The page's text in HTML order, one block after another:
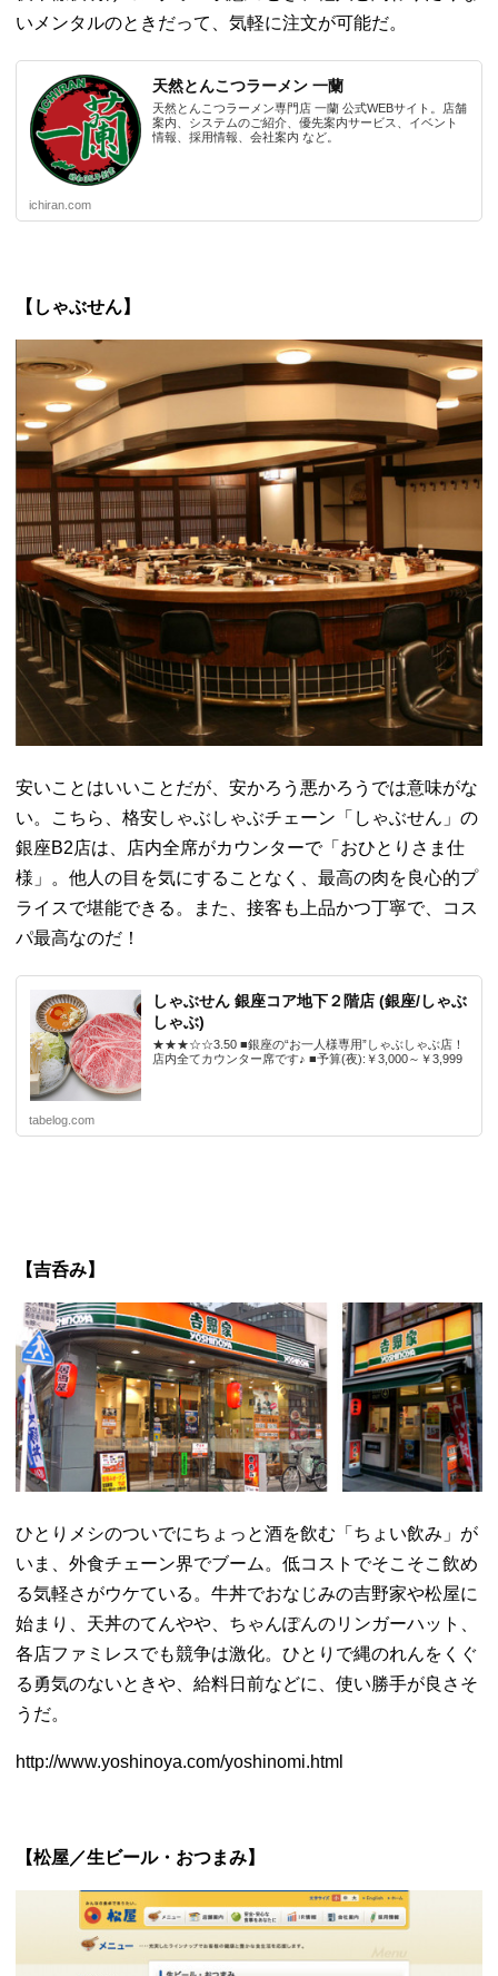
いメンタルのときだって、気軽に注文が可能だ。
天然とんこつラーメン 一蘭
天然とんこつラーメン専門店 一蘭 公式WEBサイト。店舗
案内、システムのご紹介、優先案内サービス、イベント
情報、採用情報、会社案内 など。
ichiran.com
【しゃぶせん】
安いことはいいことだが、安かろう悪かろうでは意味がな
い。
こちら、格安しゃぶしゃぶチェーン「しゃぶせん」の
銀座B2店は、店内全席がカウンターで「おひとりさま仕
様」。他人の目を気にすることなく、最高の肉を良心的プ
ライスで堪能できる。また、接客も上品かつ丁寧で、コス
パ最高なのだ！
しゃぶせん 銀座コア地下２階店 (銀座/しゃぶ
しゃぶ)
★★★☆☆3.50 ■銀座の“お一人様専用”しゃぶしゃぶ店！
店内全てカウンター席です♪ ■予算(夜):￥3,000～￥3,999
tabelog.com
【吉呑み】
ひとりメシのついでにちょっと酒を飲む「ちょい飲み」が
いま、外食チェーン界でブーム。低コストでそこそこ飲め
る気軽さがウケている。牛丼でおなじみの吉野家や松屋に
始まり、天丼のてんやや、 ちゃんぽんのリンガーハット、
各店ファミレスでも競争は激化。ひとりで縄のれんをくぐ
る勇気のないときや、給料日前などに、使い勝手が良さそ
うだ。
http://www.yoshinoya.com/yoshinomi.html
【松屋／生ビール・おつまみ】